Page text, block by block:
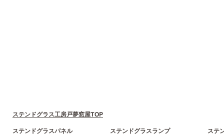
ステンドグラス工房戸夢窓屋TOP
ステンドグラスパネル ステンドグラスランプ ステ